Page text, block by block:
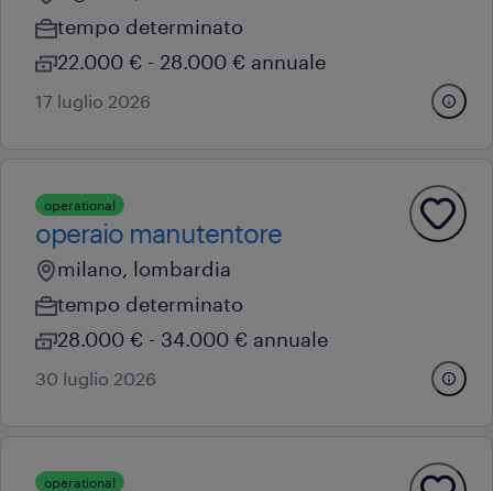
tempo determinato
22.000 € - 28.000 € annuale
17 luglio 2026
operational
operaio manutentore
milano, lombardia
tempo determinato
28.000 € - 34.000 € annuale
30 luglio 2026
operational